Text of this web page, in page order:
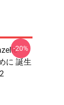
に 誕生
-20%